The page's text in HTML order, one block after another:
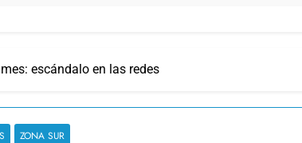
escándalo en las redes
ZONA SUR